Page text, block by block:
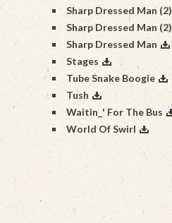
Sharp Dressed Man (2)
Sharp Dressed Man (2)
Sharp Dressed Man
Stages
Tube Snake Boogie
Tush
Waitin_' For The Bus
World Of Swirl